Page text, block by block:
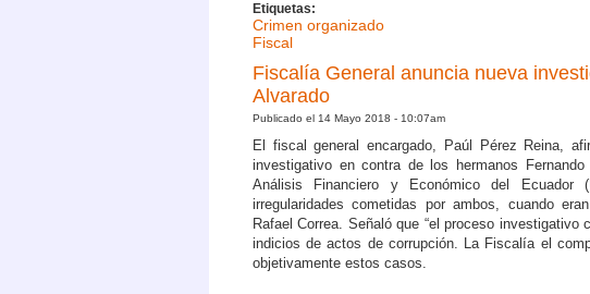
Etiquetas:
Crimen organizado
Fiscal
Fiscalía General anuncia nueva
Alvarado
Publicado el 14 Mayo 2018 - 10:07am
El fiscal general encargado, Paúl Pérez Reina,
investigativo en contra de los hermanos
Análisis Financiero y Económico del Ecuador
irregularidades cometidas por ambos, cuando
Rafael Correa. Señaló que “el proceso
indicios de actos de corrupción. La Fiscalía el
objetivamente estos casos.